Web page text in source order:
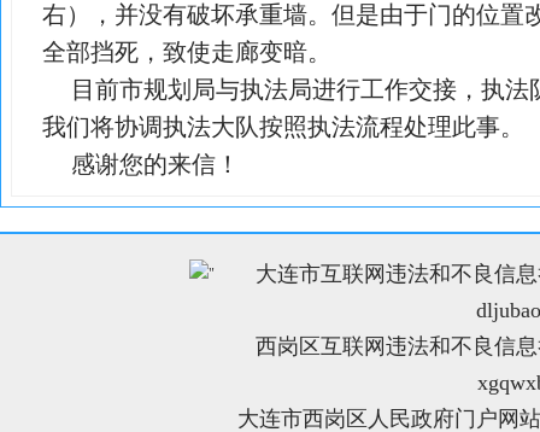
右），并没有破坏承重墙。但是由于门的位置
全部挡死，致使走廊变暗。
目前市规划局与执法局进行工作交接，执
我们将协调执法大队按照执法流程处理此事。
感谢您的来信！
"
大连市互联网违法和不良信
西岗区互联网违法和不良信
大连市西岗区人民政府门户网